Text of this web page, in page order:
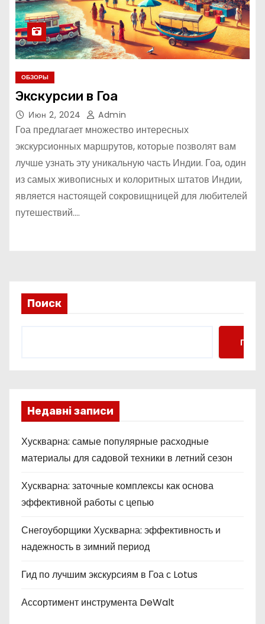
ОБЗОРЫ
Экскурсии в Гоа
Июн 2, 2024 Admin
Гоа предлагает множество интересных
экскурсионных маршрутов, которые позволят вам
лучше узнать эту уникальную часть Индии. Гоа, один
из самых живописных и колоритных штатов Индии,
является настоящей сокровищницей для любителей
путешествий.…
Поиск
Поиск
Недавні записи
Хускварна: самые популярные расходные
материалы для садовой техники в летний сезон
Хускварна: заточные комплексы как основа
эффективной работы с цепью
Снегоуборщики Хускварна: эффективность и
надежность в зимний период
Гид по лучшим экскурсиям в Гоа с Lotus
Ассортимент инструмента DeWalt